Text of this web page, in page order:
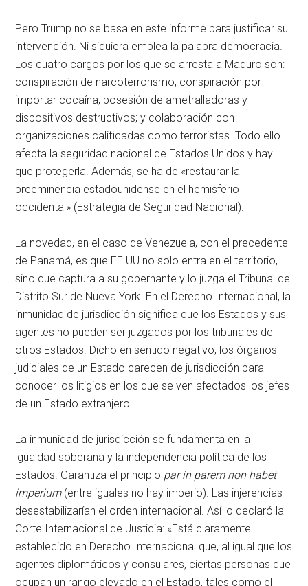
Pero Trump no se basa en este informe para justificar su
intervención. Ni siquiera emplea la palabra democracia.
Los cuatro cargos por los que se arresta a Maduro son:
conspiración de narcoterrorismo; conspiración por
importar cocaína; posesión de ametralladoras y
dispositivos destructivos; y colaboración con
organizaciones calificadas como terroristas. Todo ello
afecta la seguridad nacional de Estados Unidos y hay
que protegerla. Además, se ha de «restaurar la
preeminencia estadounidense en el hemisferio
occidental» (Estrategia de Seguridad Nacional).
La novedad, en el caso de Venezuela, con el precedente
de Panamá, es que EE UU no solo entra en el territorio,
sino que captura a su gobernante y lo juzga el Tribunal del
Distrito Sur de Nueva York. En el Derecho Internacional, la
inmunidad de jurisdicción significa que los Estados y sus
agentes no pueden ser juzgados por los tribunales de
otros Estados. Dicho en sentido negativo, los órganos
judiciales de un Estado carecen de jurisdicción para
conocer los litigios en los que se ven afectados los jefes
de un Estado extranjero.
La inmunidad de jurisdicción se fundamenta en la
igualdad soberana y la independencia política de los
Estados. Garantiza el principio par in parem non habet
imperium(entre iguales no hay imperio). Las injerencias
desestabilizarían el orden internacional. Así lo declaró la
Corte Internacional de Justicia: «Está claramente
establecido en Derecho Internacional que, al igual que los
agentes diplomáticos y consulares, ciertas personas que
ocupan un rango elevado en el Estado, tales como el